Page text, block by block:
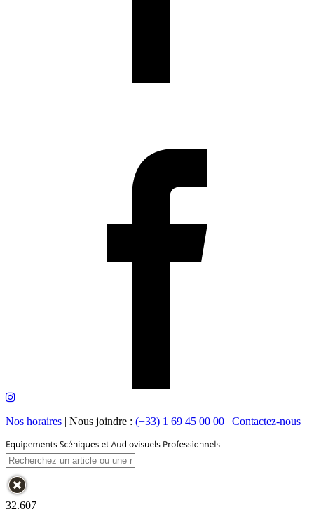
Nos horaires | Nous joindre : (+33) 1 69 45 00 00 | Contactez-nous
32.607